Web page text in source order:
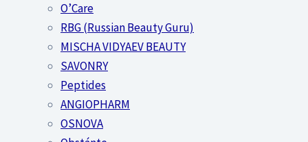
O’Care
RBG (Russian Beauty Guru)
MISCHA VIDYAEV BEAUTY
SAVONRY
Peptides
ANGIOPHARM
OSNOVA